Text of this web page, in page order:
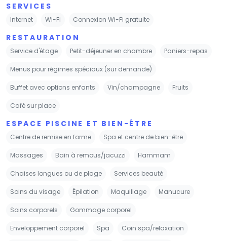
SERVICES
Internet Wi-Fi Connexion Wi-Fi gratuite
RESTAURATION
Service d'étage Petit-déjeuner en chambre Paniers-repas
Menus pour régimes spéciaux (sur demande)
Buffet avec options enfants Vin/champagne Fruits
Café sur place
ESPACE PISCINE ET BIEN-ÊTRE
Centre de remise en forme Spa et centre de bien-être
Massages Bain à remous/jacuzzi Hammam
Chaises longues ou de plage Services beauté
Soins du visage Épilation Maquillage Manucure
Soins corporels Gommage corporel
Enveloppement corporel Spa Coin spa/relaxation